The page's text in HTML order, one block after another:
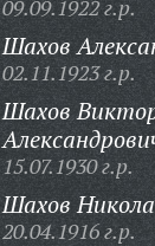
09.09.1922 г.р.
Шахов
02.11.1923 г.р.
Шахов
15.07.1930 г.р.
Шахов
20.04.1916 г.р.